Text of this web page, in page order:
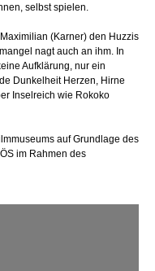
selbst spielen.
(Karner) den Huzzis
nagt auch an ihm. In
Aufklärung, nur ein
Dunkelheit Herzen, Hirne
Inselreich wie Rokoko
auf Grundlage des
im Rahmen des